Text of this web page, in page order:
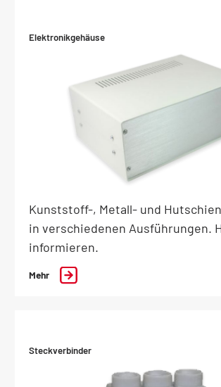
Elektronikgehäuse
Kunststoff-, Metall- und
in verschiedenen Ausführungen.
informieren.
Mehr
Steckverbinder